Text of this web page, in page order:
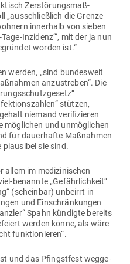
Zer­stö­rungs­maß­
„aus­schließlich die Grenze
innerhalb von sieben
Inzidenz‘“, mit der ja nun
worden ist.“
werden, „sind bun­desweit
anzu­streben“. Die
stützen,
niemand veri­fi­zieren
mög­lichen und unmög­lichen
für dau­er­hafte Maß­nahmen
plau­sibel sie sind.
allem im medi­zi­ni­schen
benannte „Gefähr­lichkeit“
(scheinbar) unbeirrt in
und Ein­schrän­kungen
Spahn kün­digte bereits
werden könne, als wäre
funktionieren“.
und das Pfingstfest weg­ge­